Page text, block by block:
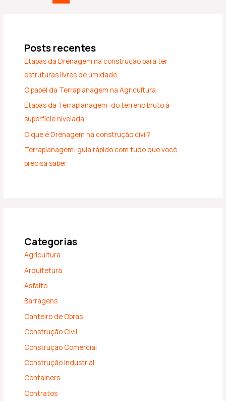
Posts recentes
Etapas da Drenagem na construção para ter
estruturas livres de umidade
O papel da Terraplanagem na Agricultura
Etapas da Terraplanagem: do terreno bruto à
superfície nivelada
O que é Drenagem na construção civil?
Terraplanagem: guia rápido com tudo que você
precisa saber
Categorias
Agricultura
Arquitetura
Asfalto
Barragens
Canteiro de Obras
Construção Civil
Construção Comercial
Construção Industrial
Containers
Contratos